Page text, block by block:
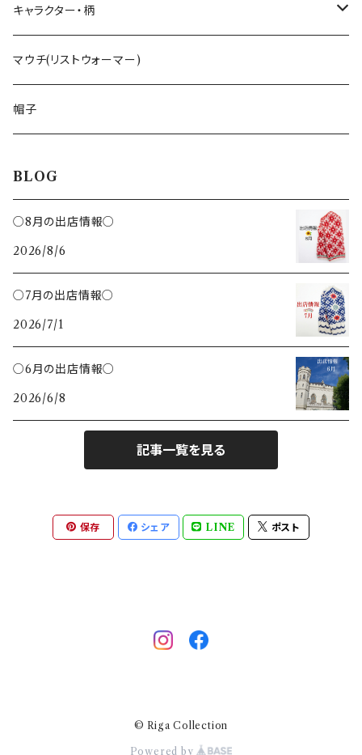
ピアス
ペンダント
ラトビアのミトンピアス／イヤリング
キッチン雑貨
くるみ割り
レモン絞り
クリップ
バターナイフ
ミトンブロッカー
手摘みハーブティー
ライ麦パン
ジンジャークッキー
キャラクター・柄
花柄
いぬ
さかな
とり
マウチ(リストウォーマー)
帽子
BLOG
○8月の出店情報○
2026/8/6
○7月の出店情報○
2026/7/1
○6月の出店情報○
2026/6/8
記事一覧を見る
保存 シェア LINE ポスト
© Riga Collection
Powered by